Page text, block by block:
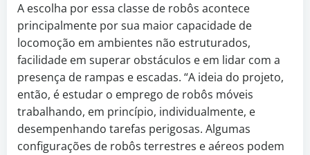
A escolha por essa classe de robôs acontece
principalmente por sua maior capacidade de
locomoção em ambientes não estruturados,
facilidade em superar obstáculos e em lidar com a
presença de rampas e escadas. “A ideia do projeto,
então, é estudar o emprego de robôs móveis
trabalhando, em princípio, individualmente, e
desempenhando tarefas perigosas. Algumas
configurações de robôs terrestres e aéreos podem